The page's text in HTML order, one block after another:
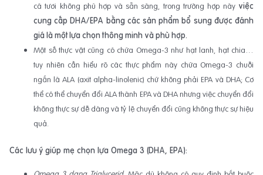
cá tươi không phù hợp và sẵn sàng, trong trường hợp nàyviệc
cung cấp DHA/EPA bằng các sản phẩm bổ sung được đánh
giá là một lựa chọn thông minh và phù hợp.
Một số thực vật cũng có chứa Omega-3 như hạt lanh, hạt chia…
tuy nhiên cần hiểu rõ các thực phẩm này chứa Omega-3 chuỗi
ngắn là ALA (axit alpha-linolenic) chứ không phải EPA và DHA; Cơ
thể có thể chuyển đổi ALA thành EPA và DHA nhưng việc chuyển đổi
không thực sự dễ dàng và tỷ lệ chuyển đổi cũng không thực sự hiệu
quả.
Các lưu ý giúp mẹ chọn lựa Omega 3 (DHA, EPA):